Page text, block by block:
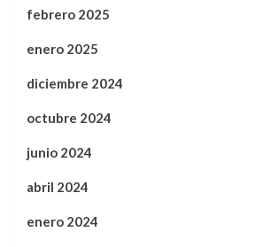
febrero 2025
enero 2025
diciembre 2024
octubre 2024
junio 2024
abril 2024
enero 2024